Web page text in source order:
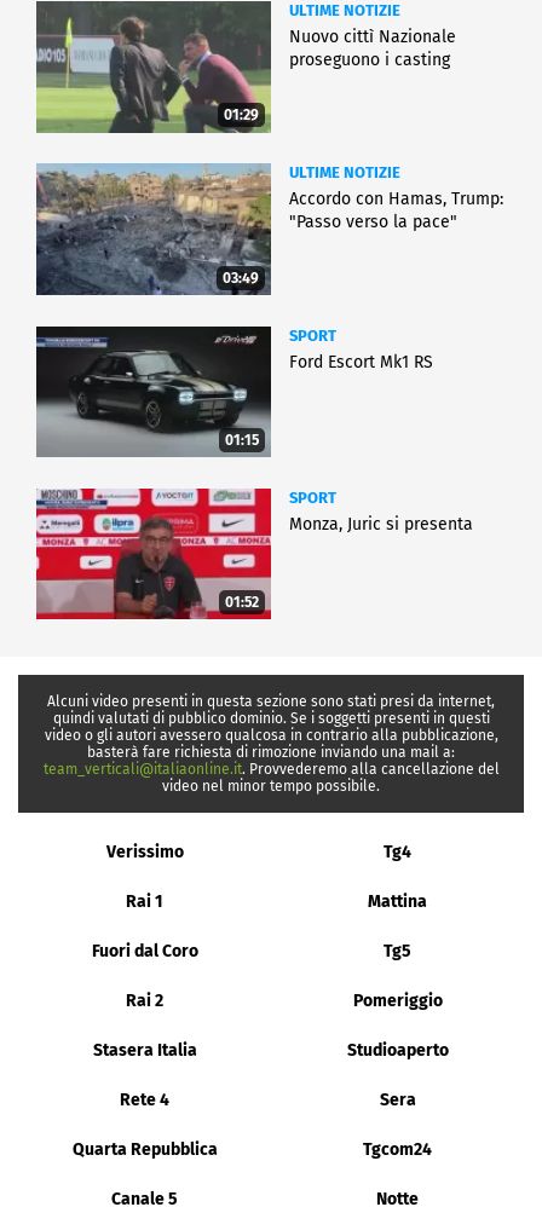
01:29
ULTIME NOTIZIE
Nuovo cittì Nazionale
proseguono i casting
03:49
ULTIME NOTIZIE
Accordo con Hamas, Trump:
"Passo verso la pace"
01:15
SPORT
Ford Escort Mk1 RS
01:52
SPORT
Monza, Juric si presenta
Alcuni video presenti in questa sezione sono stati presi da internet,
quindi valutati di pubblico dominio. Se i soggetti presenti in questi
video o gli autori avessero qualcosa in contrario alla pubblicazione,
basterà fare richiesta di rimozione inviando una mail a:
team_verticali@italiaonline.it. Provvederemo alla cancellazione del
video nel minor tempo possibile.
Verissimo Tg4
Rai 1 Mattina
Fuori dal Coro Tg5
Rai 2 Pomeriggio
Stasera Italia Studioaperto
Rete 4 Sera
Quarta Repubblica Tgcom24
Canale 5 Notte